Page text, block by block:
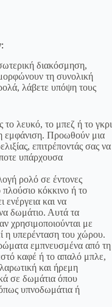
διακόσμηση,
τη συνολική
λάβετε υπόψη τους
λευκό, το μπεζ ή το γκρι
εμφάνιση. Προωθούν μια
επιτρέποντάς σας να
υπάρχουσα
ρολό σε έντονες
κόκκινο ή το
ενέργεια και να
δωμάτιο. Αυτά τα
χρησιμοποιούνται με
η υπερένταση του χώρου.
εμπνευσμένα από τη
καφέ ή το απαλό μπλε,
και ήρεμη
σε δωμάτια όπου
υπνοδωμάτια ή